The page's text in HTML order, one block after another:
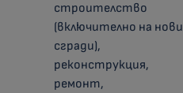
строителство
(включително на нови
сгради),
реконструкция,
ремонт,